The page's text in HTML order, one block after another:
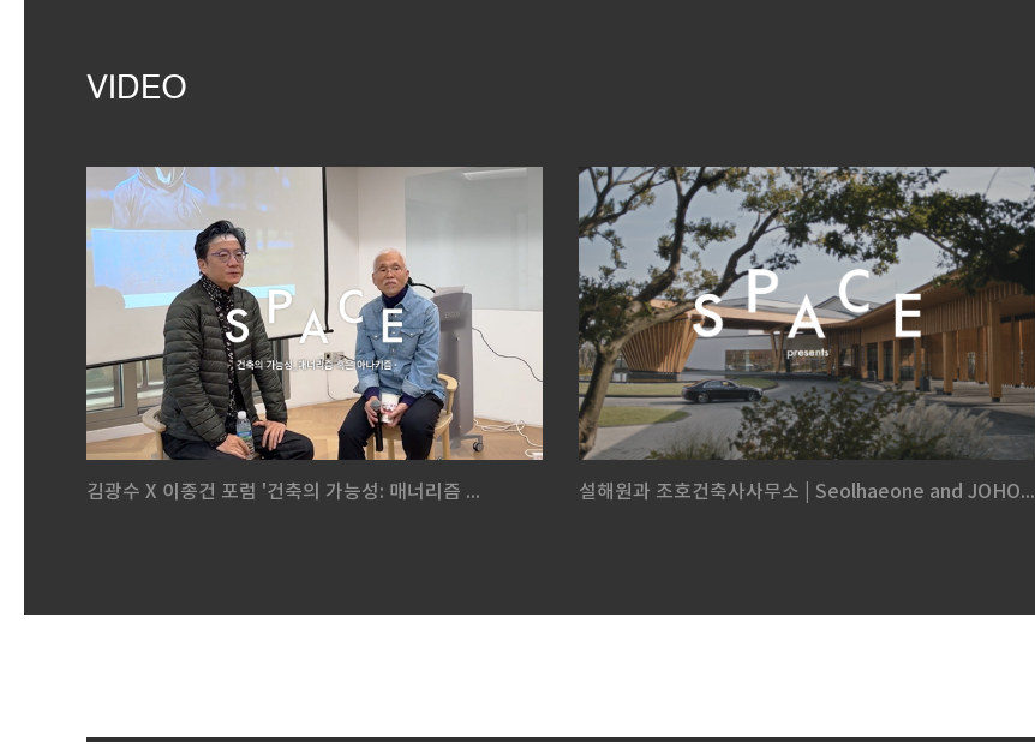
VIDEO
김광수 X 이종건 포럼 '건축의 가능성: 매너리즘 ... 설해원과 조호건축사사무소 | Seolhaeone and JOHO...